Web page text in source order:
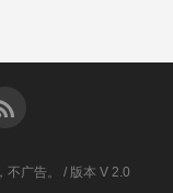
广告。 / 版本 V 2.0